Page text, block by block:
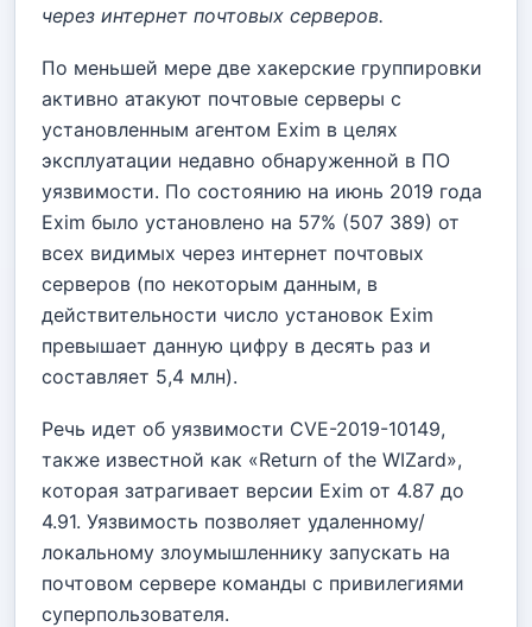
через интернет почтовых серверов.
По меньшей мере две хакерские группировки
активно атакуют почтовые серверы с
установленным агентом Exim в целях
эксплуатации недавно обнаруженной в ПО
уязвимости. По состоянию на июнь 2019 года
Exim было установлено на 57% (507 389) от
всех видимых через интернет почтовых
серверов (по некоторым данным, в
действительности число установок Exim
превышает данную цифру в десять раз и
составляет 5,4 млн).
Речь идет об уязвимости CVE-2019-10149,
также известной как «Return of the WIZard»,
которая затрагивает версии Exim от 4.87 до
4.91. Уязвимость позволяет удаленному/
локальному злоумышленнику запускать на
почтовом сервере команды с привилегиями
суперпользователя.